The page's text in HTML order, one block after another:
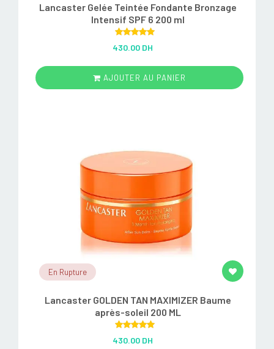
Lancaster Gelée Teintée Fondante Bronzage
Intensif SPF 6 200 ml
out of 5
430.00 DH
AJOUTER AU PANIER
En Rupture
Lancaster GOLDEN TAN MAXIMIZER Baume
après-soleil 200 ML
out of 5
430.00 DH